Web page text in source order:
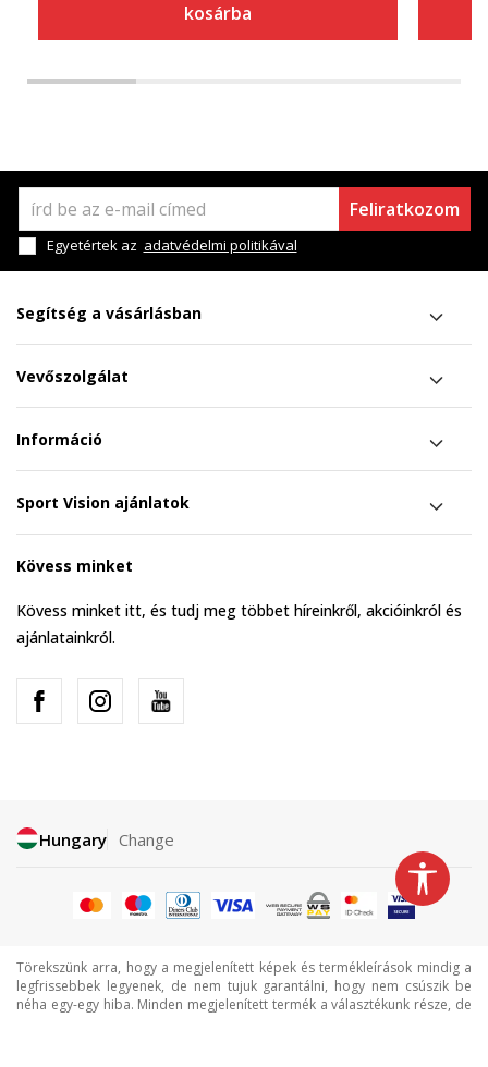
kosárba
Feliratkozom
Egyetértek az adatvédelmi politikával
Segítség a vásárlásban
Vevőszolgálat
Információ
Sport Vision ajánlatok
Kövess minket
Kövess minket itt, és tudj meg többet híreinkről, akcióinkról és
ajánlatainkról.
Hungary Change
Törekszünk arra, hogy a megjelenített képek és termékleírások mindig a
legfrissebbek legyenek, de nem tujuk garantálni, hogy nem csúszik be
néha egy-egy hiba. Minden megjelenített termék a választékunk része, de